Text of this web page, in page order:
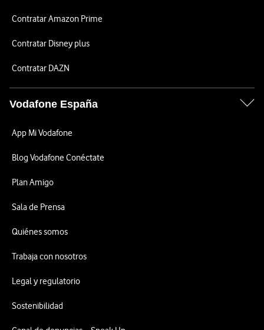
Contratar Amazon Prime
Contratar Disney plus
Contratar DAZN
Vodafone España
App Mi Vodafone
Blog Vodafone Conéctate
Plan Amigo
Sala de Prensa
Quiénes somos
Trabaja con nosotros
Legal y regulatorio
Sostenibilidad